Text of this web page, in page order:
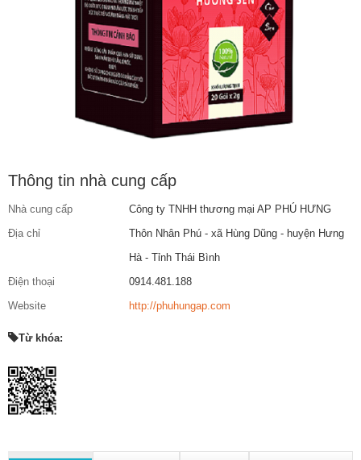
Thông tin nhà cung cấp
Nhà cung cấp
Công ty TNHH thương mại AP PHÚ HƯNG
Địa chỉ
Thôn Nhân Phú - xã Hùng Dũng - huyện Hưng
Hà - Tỉnh Thái Bình
Điện thoại
0914.481.188
Website
http://phuhungap.com
Từ khóa: